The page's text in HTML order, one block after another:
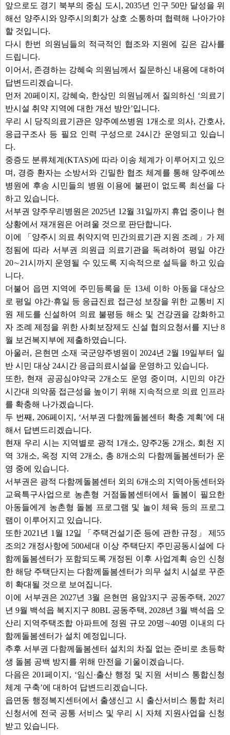
앞으로도 경기 북부의 중심 도시, 2035년 인구 50만 달성을 위
해선 양주시와 양주시의회가 상호 소통하며 협력해 나아가야
할 것입니다.
다시 한번 의원님들의 적극적인 협조와 지원에 깊은 감사를
드립니다.
이어서, 존경하는 강혜숙 의원님께서 질문하신 내용에 대하여
답변드리겠습니다.
먼저 20페이지, 강혜숙, 한상민 의원님께서 질의하신 ‘의료기
반시설 취약 지역에 대한 개선 방안’입니다.
우리 시 당직의료기관은 양주예쓰병원 1개소로 의사, 간호사,
응급구조사 등 필요 인력 구성으로 24시간 운영되고 있습니
다.
중증도 분류체계(KTAS)에 따라 이송 체계가 이루어지고 있으
며, 경증 환자는 소방서와 긴밀한 협조 체계를 통해 양주예쓰
병원에 후송 시민들의 병원 이용에 불편이 없도록 최선을 다
하고 있습니다.
서부권 양주우리병원은 2025년 12월 31일까지 휴업 중이나 현
상황에서 재개원은 어려울 것으로 판단합니다.
이에 「양주시 의료 취약지역 민간의료기관 지원 조례」가 제
정됨에 따라 서부권 의원급 의료기관을 독려하여 평일 야간
20∼21시까지 운영될 수 있도록 지속적으로 설득을 하고 있습
니다.
더불어 읍면 지역에 주민등록을 둔 13세 이하 아동을 대상으
로 평일 야간·휴일 등 응급진료 접근성 보장을 위한 교통비 지
원 제도를 신설하여 의료 불평등 해소 및 건강권을 강화하고
자 조례 제정을 위한 사회보장제도 신설 협의요청서를 지난 8
월 보건복지부에 제출하였습니다.
아울러, 은현면 소재 국군양주병원이 2024년 2월 19일부터 일
반 시민 대상 24시간 응급의료시설을 운영하고 있습니다.
또한, 현재 공공심야약국 2개소도 운영 중이며, 시민의 야간
시간대 의약품 접근성을 높이기 위해 지속적으로 의료 인프라
를 확충해 나가겠습니다.
두 번째, 206페이지, ‘서부권 다함께돌봄센터 확충 계획’에 대
해서 답변드리겠습니다.
현재 우리 시는 지역별로 광적 1개소, 양주2동 2개소, 회천 지
역 3개소, 옥정 지역 2개소, 총 8개소의 다함께돌봄센터가 운
영 중에 있습니다.
서부권은 광적 다함께돌봄센터 외의 6개소의 지역아동센터와
교육특구사업으로 농촌형 거점돌봄센터에서 돌봄이 필요한
아동들에게 농촌형 돌봄 프로그램 및 놀이 체육 등의 프로그
램이 이루어지고 있습니다.
또한 2021년 1월 12일 「주택건설기준 등에 관한 규정」 제55
조의2 개정사항에 500세대 이상 주택단지 주민공동시설에 다
함께돌봄센터가 포함되도록 개정된 이후 사업계획 승인 신청
한 해당 주택단지는 다함께돌봄센터가 의무 설치 시설로 꾸준
히 확대될 것으로 보여집니다.
이에 서부권은 2027년 3월 은현면 용암3지구 공동주택, 2027
년 9월 백석읍 복지지구 80BL 공동주택, 2028년 3월 백석읍 오
산리 지역주택조합 아파트에 정원 규모 20명∼40명 이내의 다
함께돌봄센터가 설치 예정입니다.
추후 서부권 다함께돌봄센터 설치의 차질 없는 준비로 초등학
생 돌봄 공백 방지를 위해 만전을 기울이겠습니다.
다음은 201페이지, ‘임신·출산 행정 및 지원 서비스 통합신청
체계 구축’에 대하여 답변드리겠습니다.
읍면동 행정복지센터에서 출생신고 시 출산서비스 통합 처리
신청서에 전국 공통 서비스 및 우리 시 자체 지원사업을 신청
받고 있습니다.